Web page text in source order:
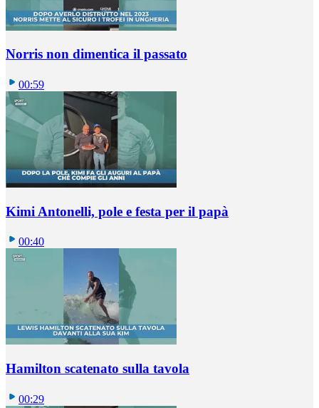
Norris non dimentica il passato
00:59
Kimi Antonelli, pole e festa per il papà
00:40
Hamilton scatenato sulla tavola
00:29